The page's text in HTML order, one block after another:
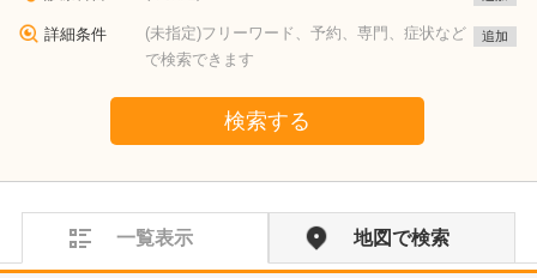
詳細条件
(未指定)フリーワード、予約、専門、症状など
で検索できます
追加
検索する
一覧表示 地図で検索